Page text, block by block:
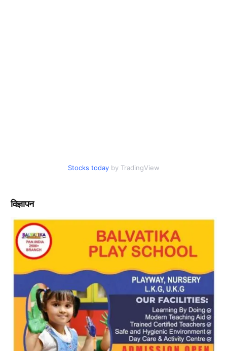
Stocks today by TradingView
विज्ञापन